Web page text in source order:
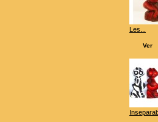
Les...
Ver